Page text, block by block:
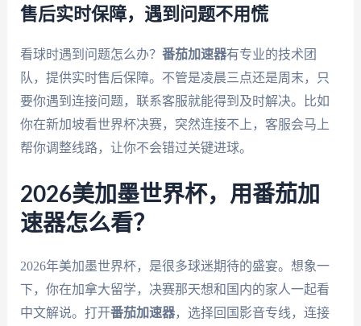
售后实时保障，遇到问题不用慌
看球时遇到问题怎么办？ 番茄加速器有专业的技术团
队，提供实时售后保障。不管是凌晨三点还是周末，只
要你遇到连接问题，联系客服就能得到及时解决。比如
你在新加坡看世界杯决赛，突然连接不上，客服会马上
帮你调整线路，让你不会错过关键进球。
2026美加墨世界杯，用番茄加
速器怎么看？
2026年美加墨世界杯，是很多球迷期待的盛宴。想象一
下，你在加拿大留学，决赛那天想和国内的家人一起看
中文解说。打开番茄加速器，选择回国影音专线，连接